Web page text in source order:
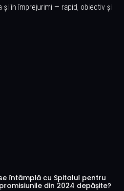
și în împrejurimi — rapid, obiectiv și
întâmplă cu Spitalul pentru
din 2024 depășite?